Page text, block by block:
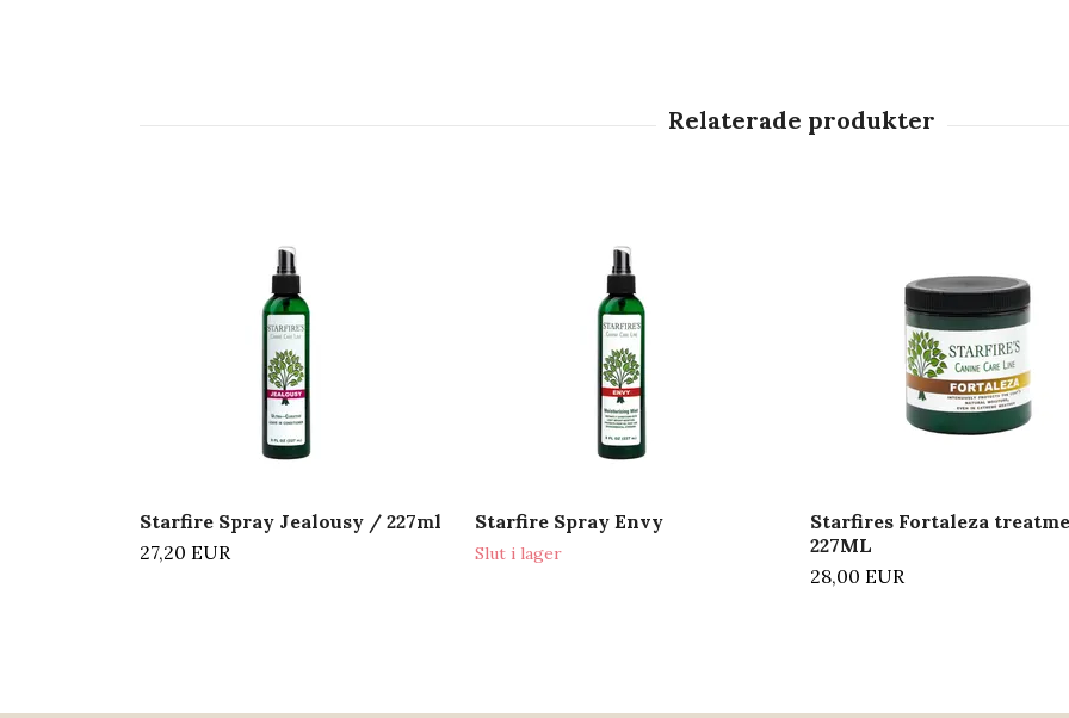
Starfire Spray Jealousy / 227ml
27,20 EUR
Starfire Spray Envy
Slut i lager
Starfires Fortaleza
227ML
28,00 EUR